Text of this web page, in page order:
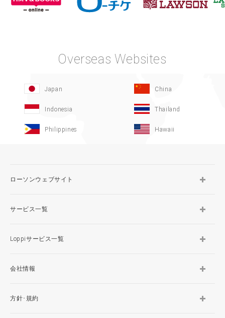
Overseas Websites
Japan China
Indonesia Thailand
Philippines Hawaii
ローソンウェブサイト
サービス一覧
Loppiサービス一覧
会社情報
方針･規約